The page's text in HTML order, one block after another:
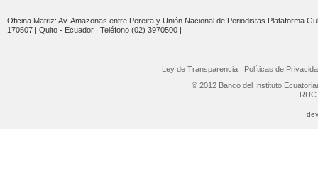
Oficina Matriz: Av. Amazonas entre Pereira y Unión Nacional de Periodistas Plataforma
170507 | Quito - Ecuador | Teléfono (02) 3970500 |
Ley de Transparencia | Políticas de
© 2012 Banco del Instituto